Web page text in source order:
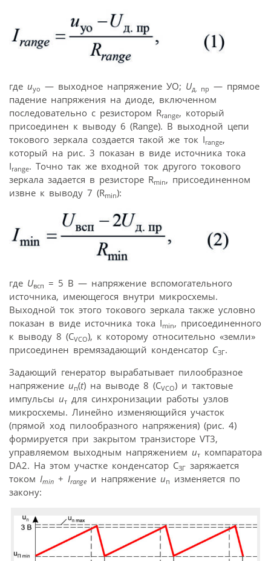
где uуо — выходное напряжение УО; Uд. пр — прямое
падение напряжения на диоде, включенном
последовательно с резистором Rrange, который
присоединен к выводу 6 (Range). В выходной цепи
токового зеркала создается такой же ток Irange,
который на рис. 3 показан в виде источника тока
Irange. Точно так же входной ток другого токового
зеркала задается в резисторе Rmin, присоединенном
извне к выводу 7 (Rmin):
где Uвсп = 5 В — напряжение вспомогательного
источника, имеющегося внутри микросхемы.
Выходной ток этого токового зеркала также условно
показан в виде источника тока Imin, присоединенного
к выводу 8 (CVCO), к которому относительно «земли»
присоединен времязадающий конденсатор CЗГ.
Задающий генератор вырабатывает пилообразное
напряжение uп(t) на выводе 8 (CVCO) и тактовые
импульсы uт для синхронизации работы узлов
микросхемы. Линейно изменяющийся участок
(прямой ход пилообразного напряжения) (рис. 4)
формируется при закрытом транзисторе VT3,
управляемом выходным напряжением uт компаратора
DA2. На этом участке конденсатор CЗГ заряжается
током Imin + Irange и напряжение uп изменяется по
закону: